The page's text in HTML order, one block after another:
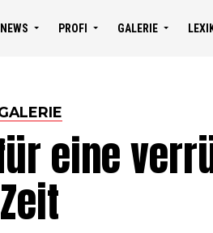
NEWS PROFI GALERIE
eine
Zeit